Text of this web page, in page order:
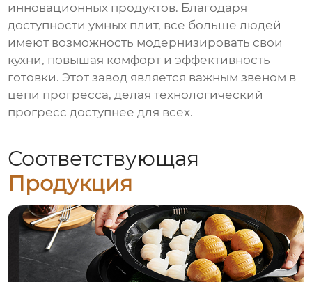
инновационных продуктов. Благодаря
доступности умных плит, все больше людей
имеют возможность модернизировать свои
кухни, повышая комфорт и эффективность
готовки. Этот завод является важным звеном в
цепи прогресса, делая технологический
прогресс доступнее для всех.
Соответствующая
Продукция